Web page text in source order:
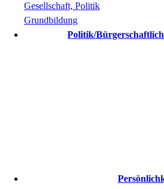
Gesellschaft, Politik
Grundbildung
Politik/